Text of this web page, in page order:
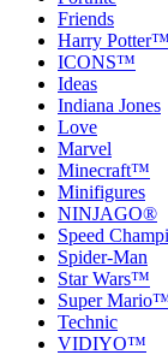
Friends
Harry Potter™
ICONS™
Ideas
Indiana Jones
Love
Marvel
Minecraft™
Minifigures
NINJAGO®
Speed
Spider-Man
Star Wars™
Super
Technic
VIDIYO™